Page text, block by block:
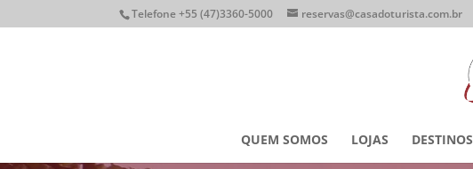
Telefone +55 (47)3360-5000 reservas@casadoturista.com.br
QUEM SOMOS LOJAS DESTINOS